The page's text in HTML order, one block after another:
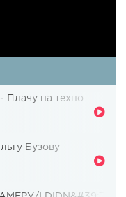
Плачу на техно
Бузову